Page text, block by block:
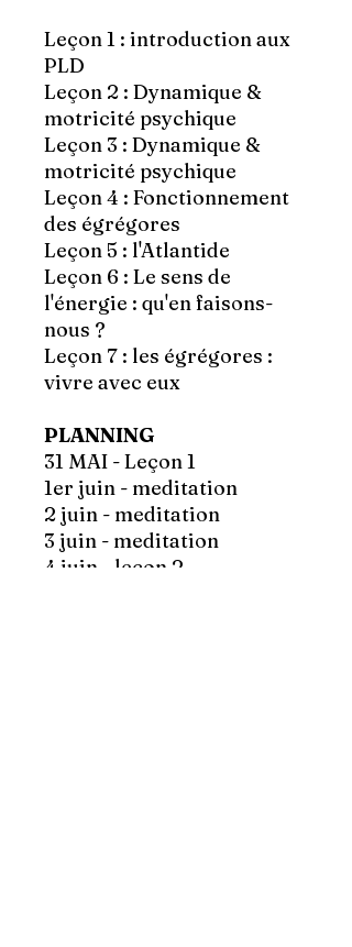
Leçon 1 : introduction aux
PLD
Leçon 2 : Dynamique &
motricité psychique
Leçon 3 : Dynamique &
motricité psychique
Leçon 4 : Fonctionnement
des égrégores
Leçon 5 : l'Atlantide
Leçon 6 : Le sens de
l'énergie : qu'en faisons-
nous ?
Leçon 7 : les égrégores :
vivre avec eux
PLANNING
31 MAI - Leçon 1
1er juin - meditation
2 juin - meditation
3 juin - meditation
4 juin - leçon 2